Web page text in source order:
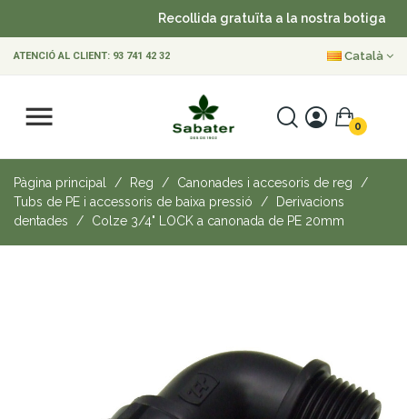
Recollida gratuïta a la nostra botiga
ATENCIÓ AL CLIENT: 93 741 42 32 Català
0
Pàgina principal Reg
Canonades i accesoris de reg
Tubs de PE i accessoris de baixa pressió
Derivacions
dentades
Colze 3/4" LOCK a canonada de PE 20mm